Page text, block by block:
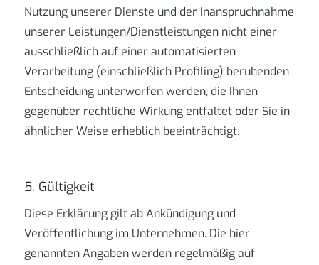
Nutzung unserer Dienste und der Inanspruchnahme
unserer Leistungen/Dienstleistungen nicht einer
ausschließlich auf einer automatisierten
Verarbeitung (einschließlich Profiling) beruhenden
Entscheidung unterworfen werden, die Ihnen
gegenüber rechtliche Wirkung entfaltet oder Sie in
ähnlicher Weise erheblich beeinträchtigt.
5. Gültigkeit
Diese Erklärung gilt ab Ankündigung und
Veröffentlichung im Unternehmen. Die hier
genannten Angaben werden regelmäßig auf